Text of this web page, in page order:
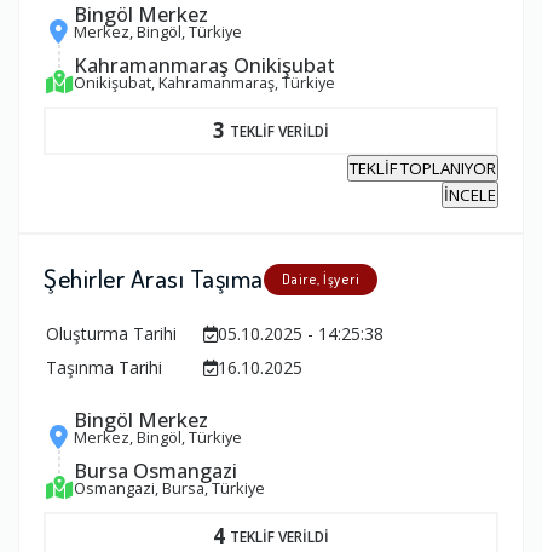
Bingöl Merkez
Merkez, Bingöl, Türkiye
Kahramanmaraş Onikişubat
Onikişubat, Kahramanmaraş, Türkiye
3 TEKLİF VERİLDİ
TEKLİF TOPLANIYOR
İNCELE
Şehirler Arası Taşıma Daire, İşyeri
Oluşturma Tarihi
05.10.2025 - 14:25:38
Taşınma Tarihi
16.10.2025
Bingöl Merkez
Merkez, Bingöl, Türkiye
Bursa Osmangazi
Osmangazi, Bursa, Türkiye
4 TEKLİF VERİLDİ